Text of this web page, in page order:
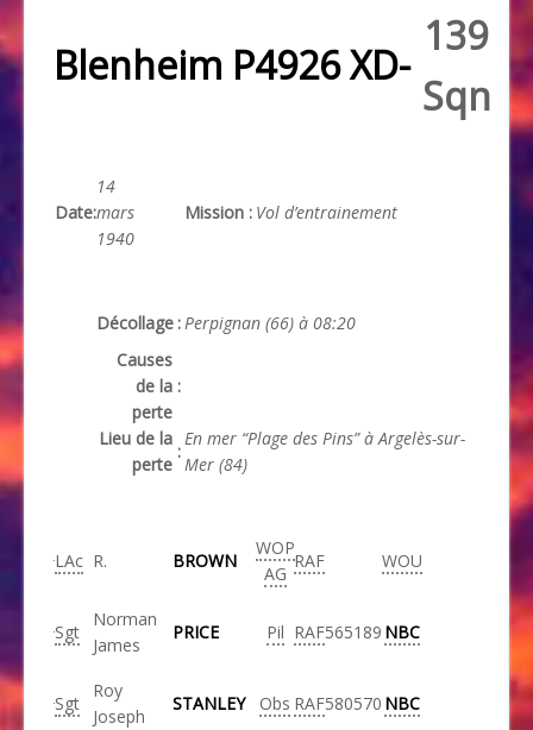
Blenheim P4926 XD-
139
Sqn
Date:
14
mars
1940
Mission : Vol d’entrainement
Décollage :Perpignan (66) à 08:20
Causes
de la
perte
:
Lieu de la
perte
:
En mer “Plage des Pins” à Argelès-sur-
Mer (84)
LAc R. BROWN
WOP
AG
RAF WOU
Sgt
Norman
James
PRICE Pil RAF565189 NBC
Sgt
Roy
Joseph
STANLEY Obs RAF580570 NBC